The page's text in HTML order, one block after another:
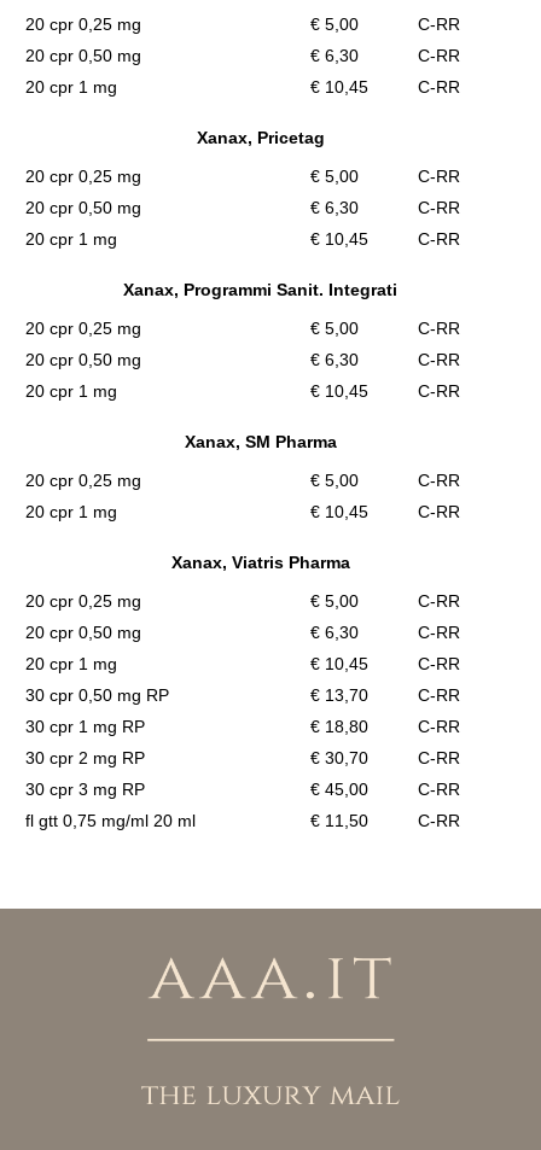
20 cpr 0,25 mg
€ 5,00
C-RR
20 cpr 0,50 mg
€ 6,30
C-RR
20 cpr 1 mg
€ 10,45 C-RR
Xanax, Pricetag
20 cpr 0,25 mg
€ 5,00
C-RR
20 cpr 0,50 mg
€ 6,30
C-RR
20 cpr 1 mg
€ 10,45 C-RR
Xanax, Programmi Sanit. Integrati
20 cpr 0,25 mg
€ 5,00
C-RR
20 cpr 0,50 mg
€ 6,30
C-RR
20 cpr 1 mg
€ 10,45 C-RR
Xanax, SM Pharma
20 cpr 0,25 mg
€ 5,00
C-RR
20 cpr 1 mg
€ 10,45 C-RR
Xanax, Viatris Pharma
20 cpr 0,25 mg
€ 5,00
C-RR
20 cpr 0,50 mg
€ 6,30
C-RR
20 cpr 1 mg
€ 10,45
C-RR
30 cpr 0,50 mg RP
€ 13,70
C-RR
30 cpr 1 mg RP
€ 18,80
C-RR
30 cpr 2 mg RP
€ 30,70
C-RR
30 cpr 3 mg RP
€ 45,00
C-RR
fl gtt 0,75 mg/ml 20 ml
€ 11,50 C-RR